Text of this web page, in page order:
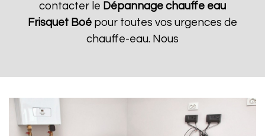
contacter le Dépannage chauffe eau
Frisquet Boépour toutes vos urgences de
chauffe-eau. Nous